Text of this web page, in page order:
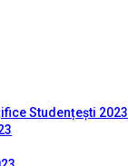
Studențești 2023